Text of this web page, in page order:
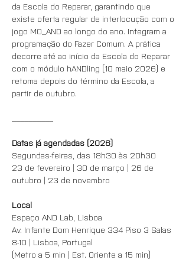
da Escola do Reparar, garantindo que
existe oferta regular de interlocução com o
jogo MO_AND ao longo do ano. Integram a
programação do Fazer Comum. A prática
decorre até ao início da Escola do Reparar
com o módulo hANDling (10 maio 2026) e
retoma depois do término da Escola, a
partir de outubro.
Datas já agendadas (2026)
Segundas-feiras, das 18h30 às 20h30
23 de fevereiro | 30 de março | 26 de
outubro | 23 de novembro
Local
Espaço AND Lab, Lisboa
Av. Infante Dom Henrique 334 Piso 3 Salas
8-10 | Lisboa, Portugal
(Metro a 5 min | Est. Oriente a 15 min)